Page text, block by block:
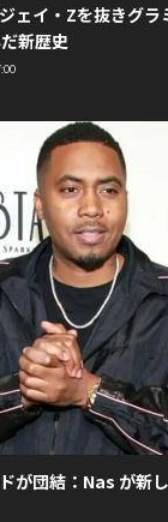
ェイ・Zを抜きグラ
新歴史
が団結：Nas が新